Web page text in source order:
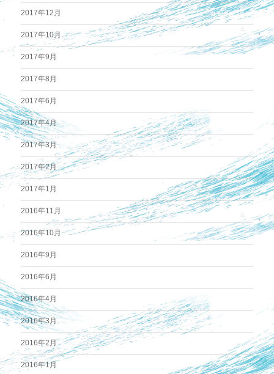
2017年12月
2017年10月
2017年9月
2017年8月
2017年6月
2017年4月
2017年3月
2017年2月
2017年1月
2016年11月
2016年10月
2016年9月
2016年6月
2016年4月
2016年3月
2016年2月
2016年1月